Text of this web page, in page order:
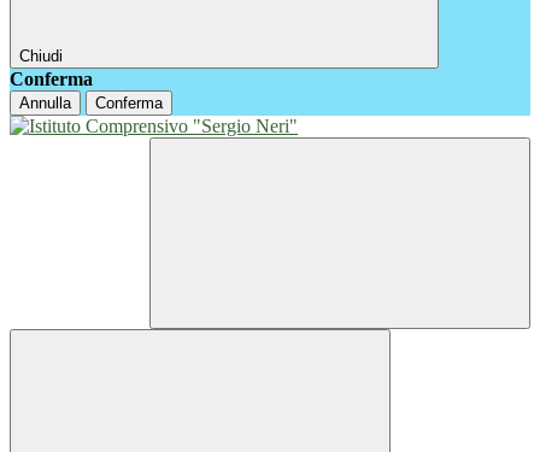
Chiudi
Conferma
Annulla Conferma